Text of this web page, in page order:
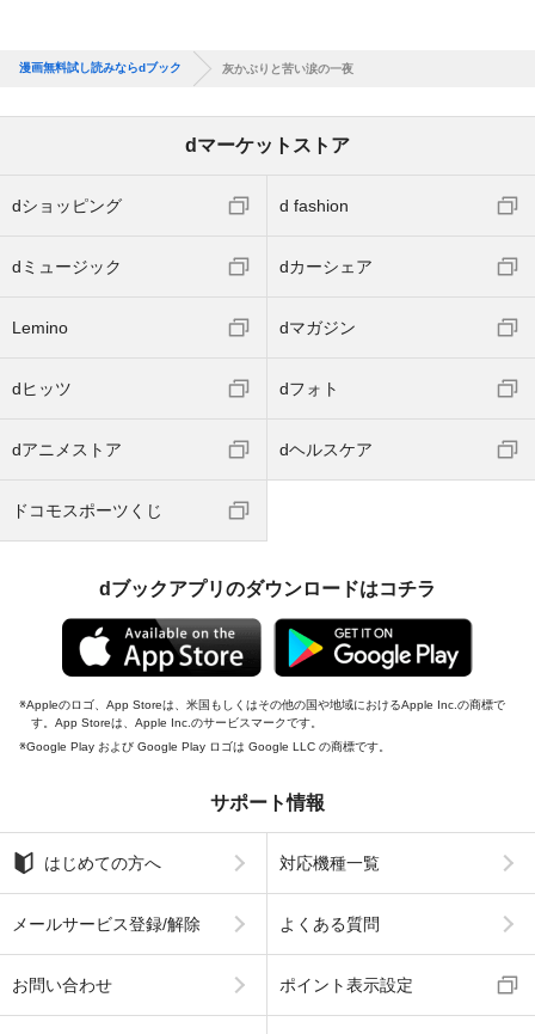
漫画無料試し読みならdブック 灰かぶりと苦い涙の一夜
dマーケットストア
dショッピング d fashion
dミュージック dカーシェア
Lemino dマガジン
dヒッツ dフォト
dアニメストア dヘルスケア
ドコモスポーツくじ
dブックアプリのダウンロードはコチラ
Appleのロゴ、App Storeは、米国もしくはその他の国や地域におけるApple Inc.の商標で
す。App Storeは、Apple Inc.のサービスマークです。
Google Play および Google Play ロゴは Google LLC の商標です。
サポート情報
はじめての方へ 対応機種一覧
メールサービス登録/解除 よくある質問
お問い合わせ ポイント表示設定